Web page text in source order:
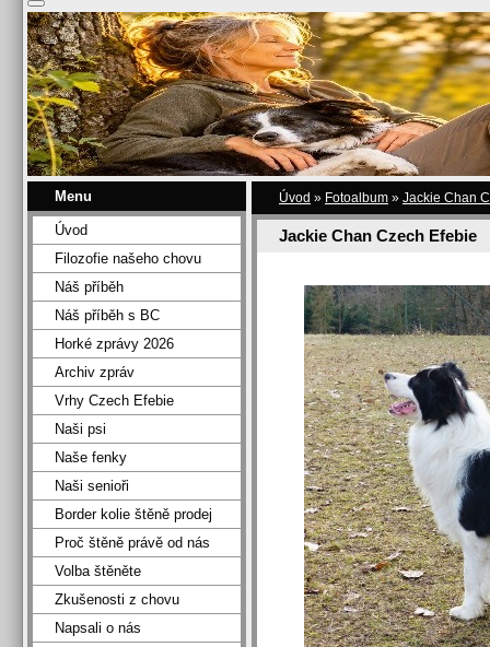
Úvod » Fotoalbum » Jackie Chan
Jackie Chan Czech Efebie
Menu
Úvod
Filozofie našeho chovu
Náš příběh
Náš příběh s BC
Horké zprávy 2026
Archiv zpráv
Vrhy Czech Efebie
Naši psi
Naše fenky
Naši senioři
Border kolie štěně prodej
Proč štěně právě od nás
Volba štěněte
Zkušenosti z chovu
Napsali o nás